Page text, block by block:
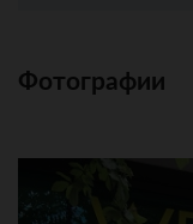
Фотографии